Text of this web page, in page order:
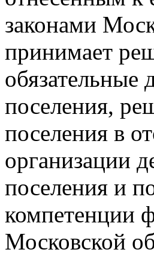
законами
принимает
обязательные
поселения,
поселения в
организации
поселения и
компетенции
Московской